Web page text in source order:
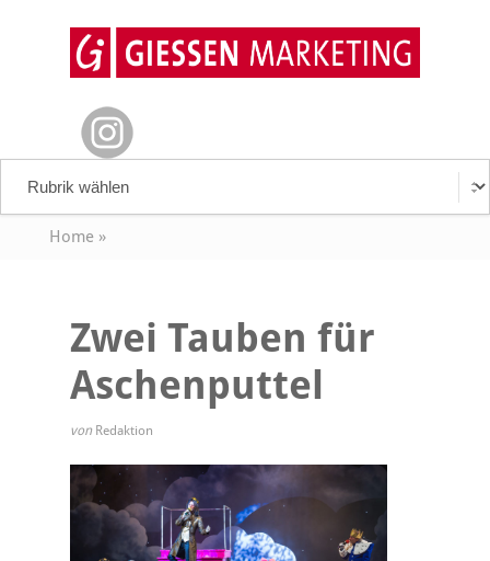
Home»
Zwei Tauben für
Aschenputtel
von Redaktion